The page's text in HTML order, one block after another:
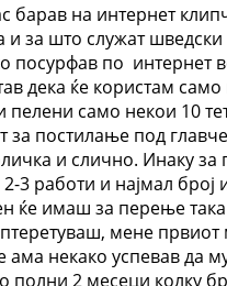
барав на интернет
и за што служат шведски
посурфав по интернет
дека ќе користам
пелени само некои 10
за постилање под
и слично. Инаку за
3 работи и најмал број
ќе имаш за перење
мене првиот
ама некако успевав да
полни 2 месеци колку